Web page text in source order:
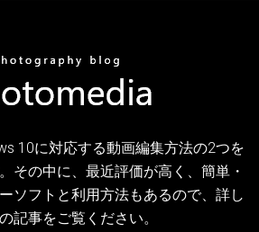
10に対応する動画編集方法の2つを
その中に、最近評価が高く、簡単・
ソフトと利用方法もあるので、詳し
記事をご覧ください。